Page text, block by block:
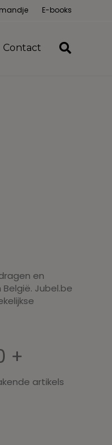
E-books
Contact
en
Jubel.be
+
artikels